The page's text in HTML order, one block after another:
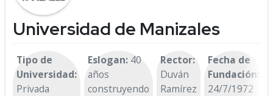
Universidad de Manizales
Tipo de
Universidad:
Privada
Eslogan: 40
años
construyendo
Rector:
Duván
Ramírez
Fecha de
Fundación:
24/7/1972